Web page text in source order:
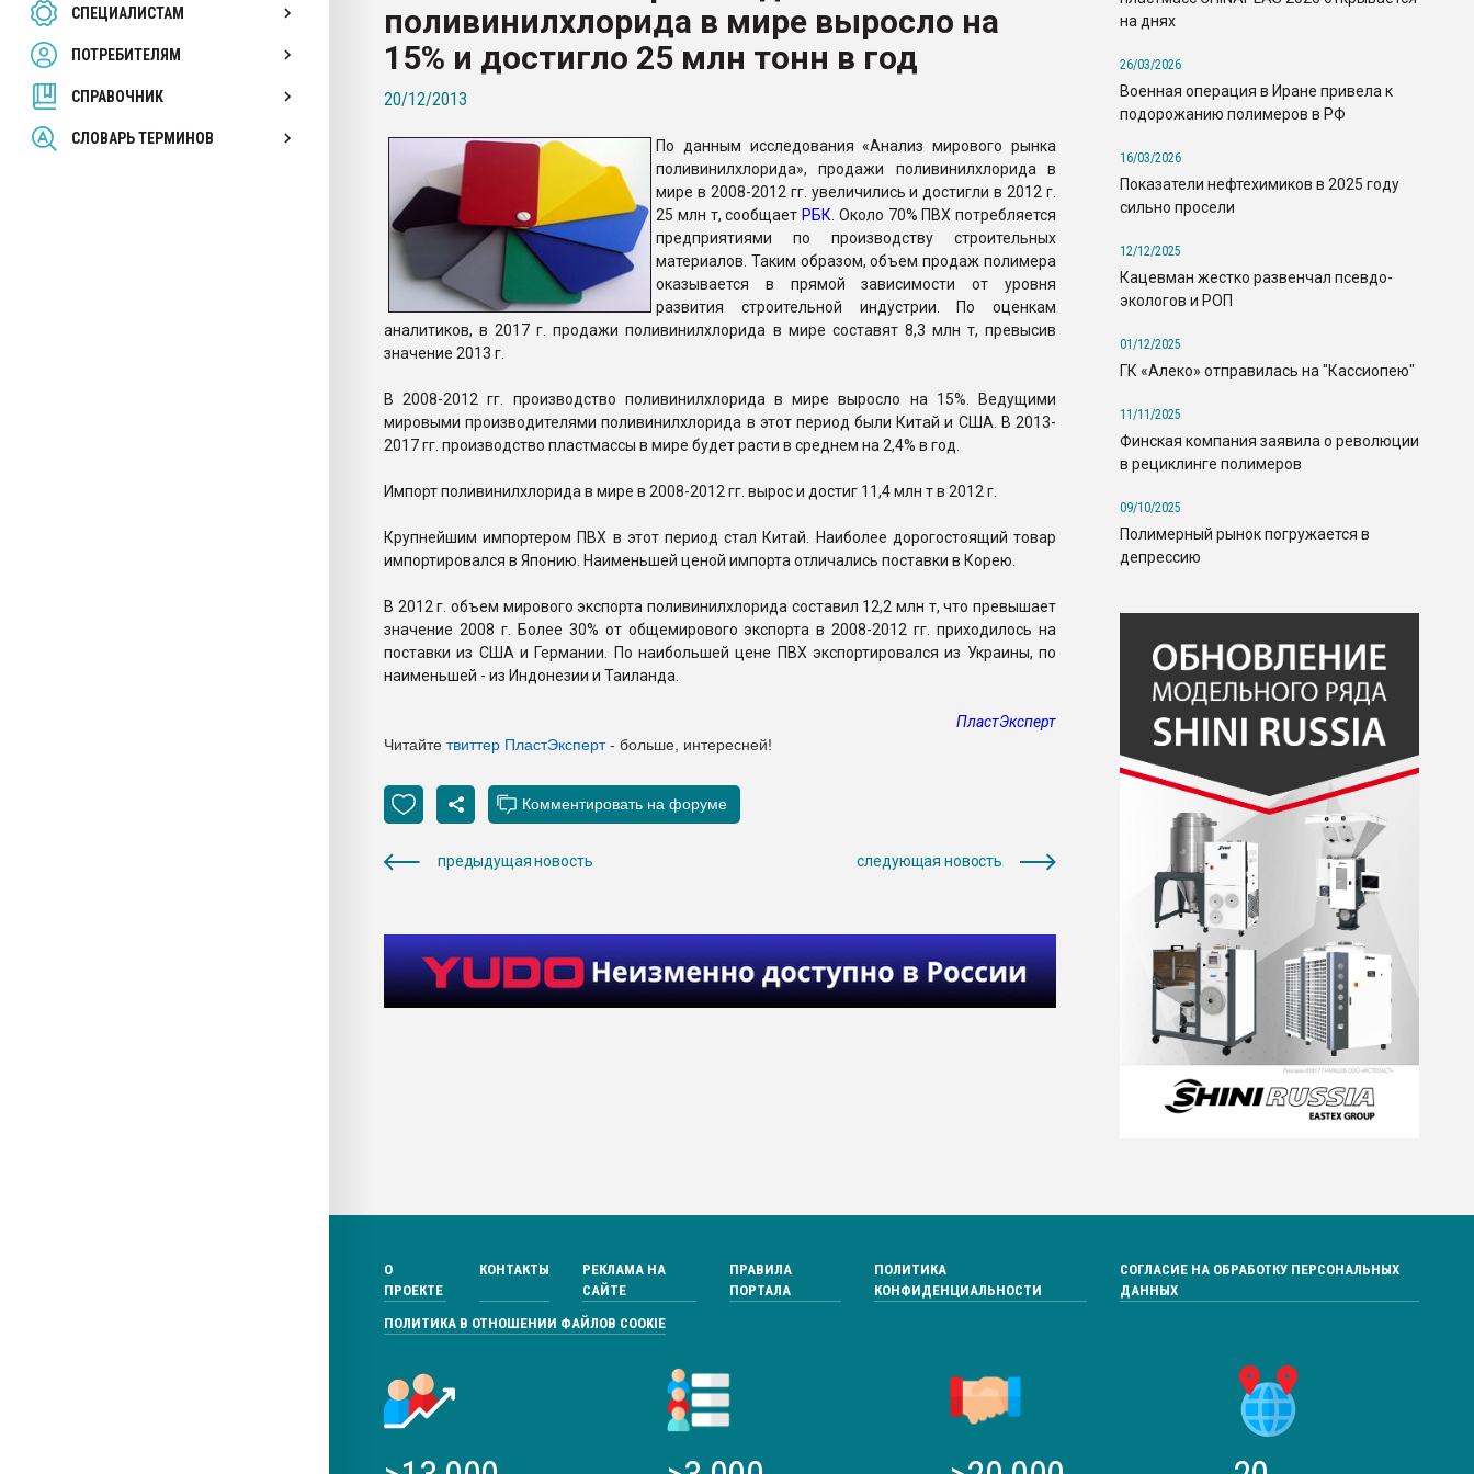
СПЕЦИАЛИСТАМ
ПОТРЕБИТЕЛЯМ
СПРАВОЧНИК
СЛОВАРЬ ТЕРМИНОВ
26.07.2022 "Сибирский титан" стал
намного дороже
ПЕРЕЙТИ НА ФОРУМ
поливинилхлорида в мире выросло на
15% и достигло 25 млн тонн в год
20/12/2013
По данным исследования «Анализ мирового рынка
поливинилхлорида», продажи поливинилхлорида в
мире в 2008-2012 гг. увеличились и достигли в 2012 г.
25 млн т, сообщает РБК. Около 70% ПВХ потребляется
предприятиями по производству строительных
материалов. Таким образом, объем продаж полимера
оказывается в прямой зависимости от уровня
развития строительной индустрии. По оценкам
аналитиков, в 2017 г. продажи поливинилхлорида в мире составят 8,3 млн т, превысив
значение 2013 г.
В 2008-2012 гг. производство поливинилхлорида в мире выросло на 15%. Ведущими
мировыми производителями поливинилхлорида в этот период были Китай и США. В 2013-
2017 гг. производство пластмассы в мире будет расти в среднем на 2,4% в год.
Импорт поливинилхлорида в мире в 2008-2012 гг. вырос и достиг 11,4 млн т в 2012 г.
Крупнейшим импортером ПВХ в этот период стал Китай. Наиболее дорогостоящий товар
импортировался в Японию. Наименьшей ценой импорта отличались поставки в Корею.
В 2012 г. объем мирового экспорта поливинилхлорида составил 12,2 млн т, что превышает
значение 2008 г. Более 30% от общемирового экспорта в 2008-2012 гг. приходилось на
поставки из США и Германии. По наибольшей цене ПВХ экспортировался из Украины, по
наименьшей - из Индонезии и Таиланда.
ПластЭксперт
Читайте твиттер ПластЭксперт- больше, интересней!
предыдущая новость следующая новость
на днях
26/03/2026
Военная операция в Иране привела к
подорожанию полимеров в РФ
16/03/2026
Показатели нефтехимиков в 2025 году
сильно просели
12/12/2025
Кацевман жестко развенчал псевдо-
экологов и РОП
01/12/2025
ГК «Алеко» отправилась на "Кассиопею"
11/11/2025
Финская компания заявила о революции
в рециклинге полимеров
09/10/2025
Полимерный рынок погружается в
депрессию
О
ПРОЕКТЕ
КОНТАКТЫ
РЕКЛАМА НА
САЙТЕ
ПРАВИЛА
ПОРТАЛА
ПОЛИТИКА
КОНФИДЕНЦИАЛЬНОСТИ
СОГЛАСИЕ НА ОБРАБОТКУ ПЕРСОНАЛЬНЫХ
ДАННЫХ
ПОЛИТИКА В ОТНОШЕНИИ ФАЙЛОВ COOKIE